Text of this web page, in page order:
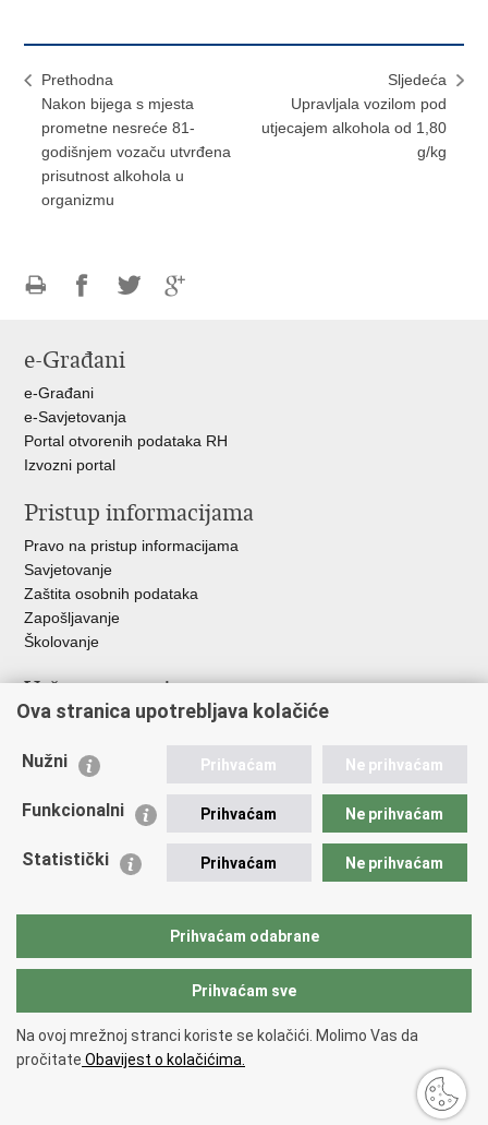
Prethodna
Nakon bijega s mjesta
prometne nesreće 81-
godišnjem vozaču utvrđena
prisutnost alkohola u
organizmu
Sljedeća
Upravljala vozilom pod
utjecajem alkohola od 1,80
g/kg
FacebookuTwitteru
e-Građani
e-Građani
e-Savjetovanja
Portal otvorenih podataka RH
Izvozni portal
Pristup informacijama
Pravo na pristup informacijama
Savjetovanje
Zaštita osobnih podataka
Zapošljavanje
Školovanje
Važne poveznice
Ministarstvo unutarnjih poslova
Udruge
Policijska akademija
Zaklada policijske solidarnosti
Vučetić"
Copyright © 2026 Policijska uprava šibensko-kninska.
Izjava o pristupačnosti.
Ova stranica upotrebljava kolačiće
Nužni Prihvaćam Ne prihvaćam
Funkcionalni Prihvaćam Ne prihvaćam
Statistički Prihvaćam Ne prihvaćam
Prihvaćam odabrane
Prihvaćam sve
Na ovoj mrežnoj stranci koriste se kolačići. Molimo Vas da
pročitate Obavijest o kolačićima.